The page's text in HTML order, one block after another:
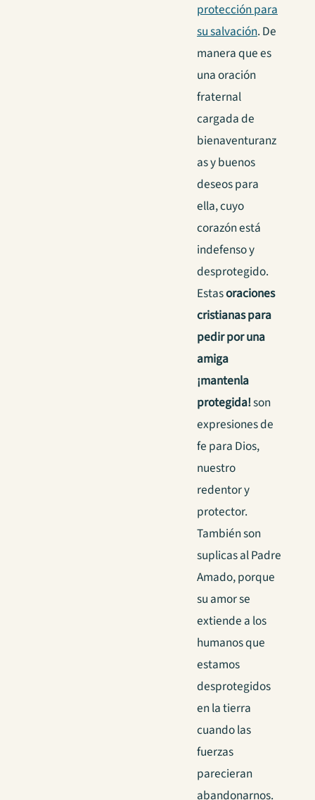
protección para
su salvación. De
manera que es
una oración
fraternal
cargada de
bienaventuranz
as y buenos
deseos para
ella, cuyo
corazón está
indefenso y
desprotegido.
Estasoraciones
cristianas para
pedir por una
amiga
¡mantenla
protegida!son
expresiones de
fe para Dios,
nuestro
redentor y
protector.
También son
suplicas al Padre
Amado, porque
su amor se
extiende a los
humanos que
estamos
desprotegidos
en la tierra
cuando las
fuerzas
parecieran
abandonarnos.